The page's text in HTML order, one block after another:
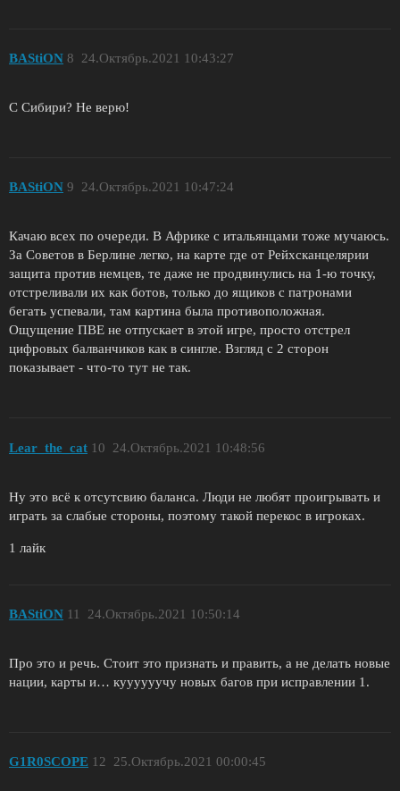
BAStiON 24.Октябрь.2021 10:43:27
8
С Сибири? Не верю!
BAStiON 24.Октябрь.2021 10:47:24
9
Качаю всех по очереди. В Африке с итальянцами тоже мучаюсь.
За Советов в Берлине легко, на карте где от Рейхсканцелярии
защита против немцев, те даже не продвинулись на 1-ю точку,
отстреливали их как ботов, только до ящиков с патронами
бегать успевали, там картина была противоположная.
Ощущение ПВЕ не отпускает в этой игре, просто отстрел
цифровых балванчиков как в сингле. Взгляд с 2 сторон
показывает - что-то тут не так.
Lear_the_cat 24.Октябрь.2021 10:48:56
10
Ну это всё к отсутсвию баланса. Люди не любят проигрывать и
играть за слабые стороны, поэтому такой перекос в игроках.
1 лайк
BAStiON 24.Октябрь.2021 10:50:14
11
Про это и речь. Стоит это признать и править, а не делать новые
нации, карты и… куууууучу новых багов при исправлении 1.
G1R0SCOPE 25.Октябрь.2021 00:00:45
12